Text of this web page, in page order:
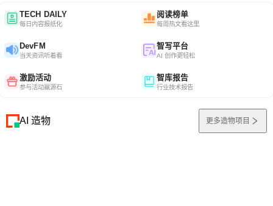
TECH DAILY
每日内容报纸化
阅读榜单
每周热文看这里
DevFM
当天资讯听着看
智写平台
AI 创作更轻松
激励活动
参与活动赢源石
智库报告
行业技术报告
AI 造物 更多造物项目